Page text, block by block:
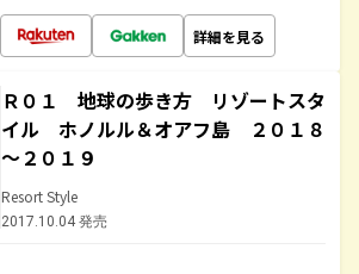
詳細を見る
Ｒ０１ 地球の歩き方 リゾートスタ
イル ホノルル＆オアフ島 ２０１８
～２０１９
Resort Style
2017.10.04 発売